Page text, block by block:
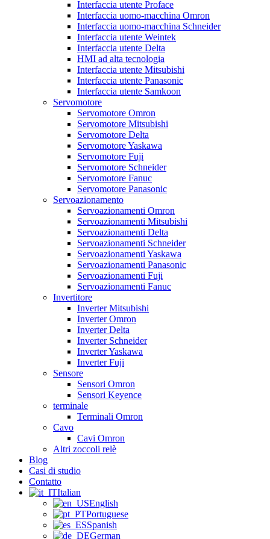
Interfaccia utente Proface
Interfaccia uomo-macchina Omron
Interfaccia uomo-macchina Schneider
Interfaccia utente Weintek
Interfaccia utente Delta
HMI ad alta tecnologia
Interfaccia utente Mitsubishi
Interfaccia utente Panasonic
Interfaccia utente Samkoon
Servomotore
Servomotore Omron
Servomotore Mitsubishi
Servomotore Delta
Servomotore Yaskawa
Servomotore Fuji
Servomotore Schneider
Servomotore Fanuc
Servomotore Panasonic
Servoazionamento
Servoazionamenti Omron
Servoazionamenti Mitsubishi
Servoazionamenti Delta
Servoazionamenti Schneider
Servoazionamenti Yaskawa
Servoazionamenti Panasonic
Servoazionamenti Fuji
Servoazionamenti Fanuc
Invertitore
Inverter Mitsubishi
Inverter Omron
Inverter Delta
Inverter Schneider
Inverter Yaskawa
Inverter Fuji
Sensore
Sensori Omron
Sensori Keyence
terminale
Terminali Omron
Cavo
Cavi Omron
Altri zoccoli relè
Blog
Casi di studio
Contatto
Italian
English
Portuguese
Spanish
German